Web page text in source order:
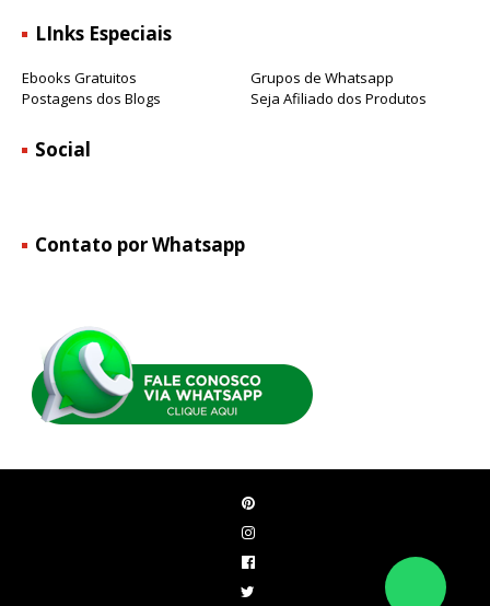
LInks Especiais
Ebooks Gratuitos
Grupos de Whatsapp
Postagens dos Blogs
Seja Afiliado dos Produtos
Social
Contato por Whatsapp